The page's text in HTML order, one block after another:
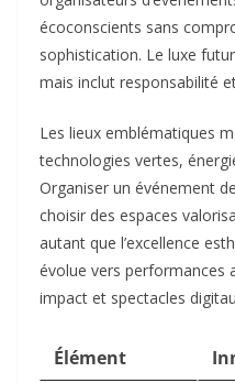
écoconscients sans
sophistication. Le luxe
mais inclut responsabilité
Les lieux emblématiques
technologies vertes,
Organiser un événement
choisir des espaces
autant que l’excellence
évolue vers performances
impact et spectacles
Élément